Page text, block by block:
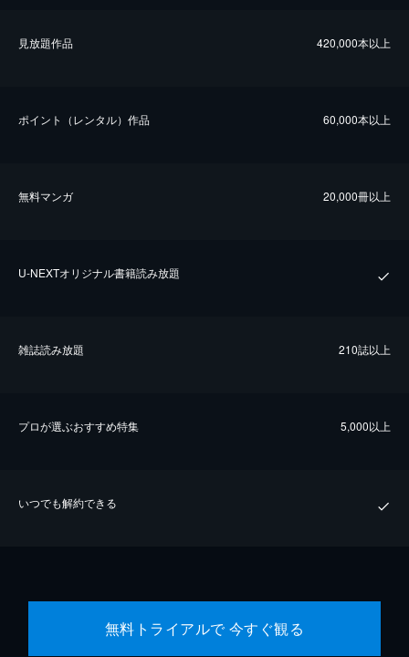
⾒放題作品 420,000本以上
ポイント（レンタル）作品 60,000本以上
無料マンガ 20,000冊以上
U-NEXTオリジナル書籍読み放題
雑誌読み放題 210誌以上
プロが選ぶおすすめ特集 5,000以上
いつでも解約できる
無料トライアルで 今すぐ観る